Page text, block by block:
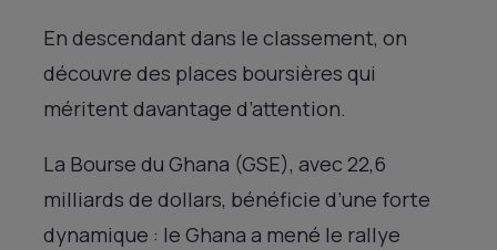
En descendant dans le classement, on
découvre des places boursières qui
méritent davantage d’attention.
La Bourse du Ghana (GSE), avec 22,6
milliards de dollars, bénéficie d’une forte
dynamique : le Ghana a mené le rallye